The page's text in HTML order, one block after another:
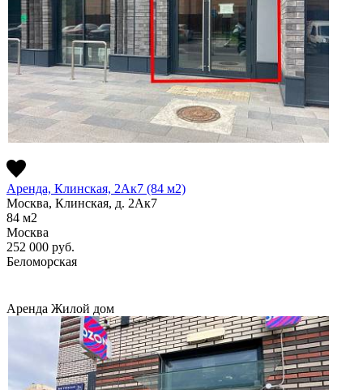
Аренда, Клинская, 2Ак7 (84 м2)
Москва, Клинская, д. 2Ак7
84 м2
Москва
252 000 руб.
Беломорская
Аренда Жилой дом